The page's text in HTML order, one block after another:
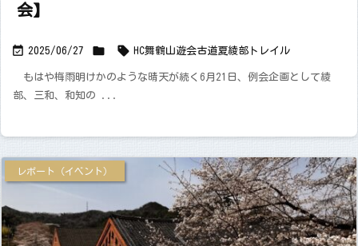
会】
 2025/06/27   HC舞鶴山遊会古道夏綾部トレイル
もはや梅雨明けかのような晴天が続く6月21日、例会企画として綾
部、三和、和知の ...
レポート（イベント）